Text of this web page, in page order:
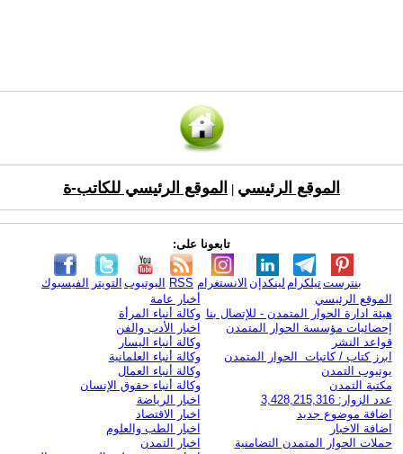
الموقع الرئيسي الموقع الرئيسي للكاتب-ة
تابعونا على:
الفيسبوك التويتر اليوتيوب RSS الانستغرام لينكدإن تيلكرامبنترست
الموقع الرئيسي
هيئة ادارة الحوار المتمدن - للإتصال بنا
إحصائيات مؤسسة الحوار المتمدن
قواعد النشر
ابرز كتاب / كاتبات الحوار المتمدن
يوتيوب التمدن
مكتبة التمدن
عدد الزوار: 3,428,215,316
اضافة موضوع جديد
اضافة الاخبار
حملات الحوار المتمدن التضامنية
أخبار عامة
وكالة أنباء المرأة
اخبار الأدب والفن
وكالة أنباء اليسار
وكالة أنباء العلمانية
وكالة أنباء العمال
وكالة أنباء حقوق الإنسان
اخبار الرياضة
اخبار الاقتصاد
اخبار الطب والعلوم
اخبار التمدن